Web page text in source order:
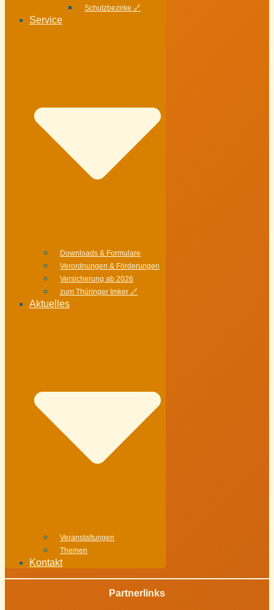
Schutzbezirke 🔗
Service
Downloads & Formulare
Verordnungen & Förderungen
Versicherung ab 2026
zum Thüringer Imker 🔗
Aktuelles
Veranstaltungen
Themen
Kontakt
Partnerlinks